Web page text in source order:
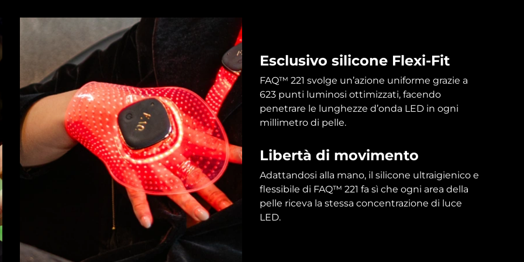
Esclusivo silicone Flexi-Fit
FAQ™ 221 svolge un’azione uniforme grazie a
623 punti luminosi ottimizzati, facendo
penetrare le lunghezze d’onda LED in ogni
millimetro di pelle.
Libertà di movimento
Adattandosi alla mano, il silicone ultraigienico e
flessibile di FAQ™ 221 fa sì che ogni area della
pelle riceva la stessa concentrazione di luce
LED.